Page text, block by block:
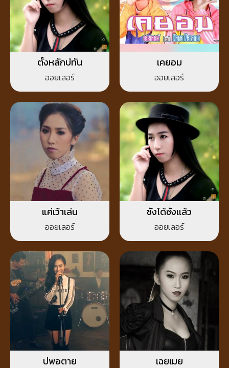
ตั้งหลักบ่ทัน
ออยเลอร์
เคยอม
ออยเลอร์
แค่เว้าเล่น
ออยเลอร์
ซังได้ซังเเล้ว
ออยเลอร์
บ่พอตาย เฉยเมย